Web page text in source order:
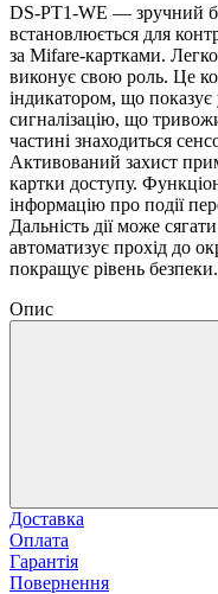
DS-PT1-WE — зручний
встановлюється для
за Mifare-картками.
виконує свою роль. Це
індикатором, що
сигналізацію, що
частині знаходиться
Активований захист
картки доступу.
інформацію про події
Дальність дії може
автоматизує прохід до
покращує рівень безпеки.
Опис
Доставка
Оплата
Гарантія
Повернення